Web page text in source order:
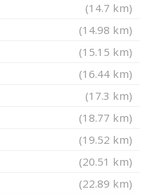
(14.7 km)
(14.98 km)
(15.15 km)
(16.44 km)
(17.3 km)
(18.77 km)
(19.52 km)
(20.51 km)
(22.89 km)